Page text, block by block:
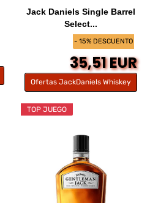
- 15% DESCUENTO
Jack Daniels Single Barrel
Select...
35,51 EUR
Ofertas JackDaniels Whiskey
TOP JUEGO